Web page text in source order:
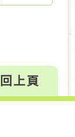
回上頁